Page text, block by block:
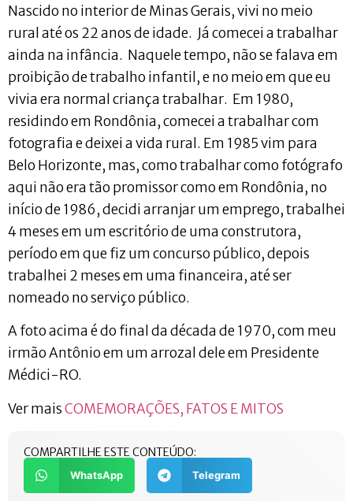
Nascido no interior de Minas Gerais, vivi no meio
rural até os 22 anos de idade. Já comecei a trabalhar
ainda na infância. Naquele tempo, não se falava em
proibição de trabalho infantil, e no meio em que eu
vivia era normal criança trabalhar. Em 1980,
residindo em Rondônia, comecei a trabalhar com
fotografia e deixei a vida rural. Em 1985 vim para
Belo Horizonte, mas, como trabalhar como fotógrafo
aqui não era tão promissor como em Rondônia, no
início de 1986, decidi arranjar um emprego, trabalhei
4 meses em um escritório de uma construtora,
período em que fiz um concurso público, depois
trabalhei 2 meses em uma financeira, até ser
nomeado no serviço público.
A foto acima é do final da década de 1970, com meu
irmão Antônio em um arrozal dele em Presidente
Médici-RO.
Ver maisCOMEMORAÇÕES, FATOS E MITOS
COMPARTILHE ESTE CONTEÚDO:
WhatsApp Telegram